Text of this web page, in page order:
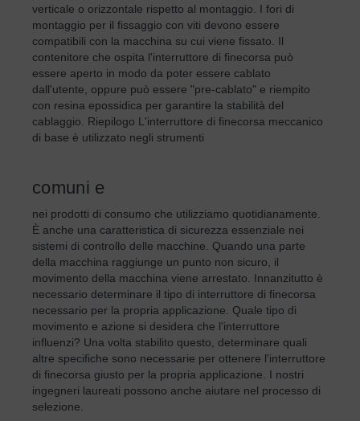
verticale o orizzontale rispetto al montaggio. I fori di
montaggio per il fissaggio con viti devono essere
compatibili con la macchina su cui viene fissato. Il
contenitore che ospita l'interruttore di finecorsa può
essere aperto in modo da poter essere cablato
dall'utente, oppure può essere "pre-cablato" e riempito
con resina epossidica per garantire la stabilità del
cablaggio. Riepilogo L'interruttore di finecorsa meccanico
di base è utilizzato negli strumenti
comuni e
nei prodotti di consumo che utilizziamo quotidianamente.
È anche una caratteristica di sicurezza essenziale nei
sistemi di controllo delle macchine. Quando una parte
della macchina raggiunge un punto non sicuro, il
movimento della macchina viene arrestato. Innanzitutto è
necessario determinare il tipo di interruttore di finecorsa
necessario per la propria applicazione. Quale tipo di
movimento e azione si desidera che l'interruttore
influenzi? Una volta stabilito questo, determinare quali
altre specifiche sono necessarie per ottenere l'interruttore
di finecorsa giusto per la propria applicazione. I nostri
ingegneri laureati possono anche aiutare nel processo di
selezione.